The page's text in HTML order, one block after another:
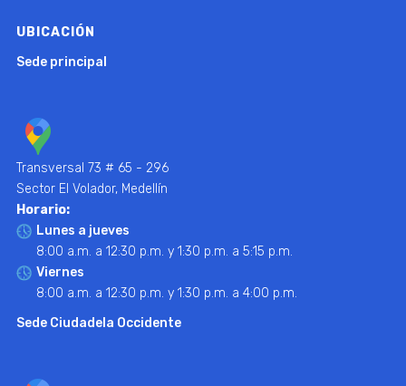
UBICACIÓN
Sede principal
Transversal 73 # 65 - 296
Sector El Volador, Medellín
Horario:
Lunes a jueves
8:00 a.m. a 12:30 p.m. y 1:30 p.m. a 5:15 p.m.
Viernes
8:00 a.m. a 12:30 p.m. y 1:30 p.m. a 4:00 p.m.
Sede Ciudadela Occidente